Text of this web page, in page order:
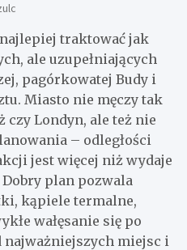
najlepiej traktować jak
ale uzupełniających
pagórkowatej Budy i
Miasto nie męczy tak
Londyn, ale też nie
– odległości
jest więcej niż wydaje
plan pozwala
kąpiele termalne,
wałęsanie się po
miejsc i